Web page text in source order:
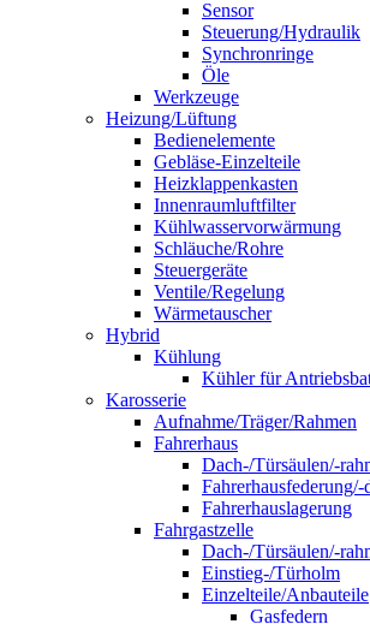
Sensor
Steuerung/Hydraulik
Synchronringe
Öle
Werkzeuge
Heizung/Lüftung
Bedienelemente
Gebläse-Einzelteile
Heizklappenkasten
Innenraumluftfilter
Kühlwasservorwärmung
Schläuche/Rohre
Steuergeräte
Ventile/Regelung
Wärmetauscher
Hybrid
Kühlung
Kühler für
Karosserie
Aufnahme/Träger/Rahmen
Fahrerhaus
Dach-/Türsäulen/-
Fahrerhauslagerung
Fahrgastzelle
Dach-/Türsäulen/-
Einstieg-/Türholm
Einzelteile/Anbauteile
Gasfedern